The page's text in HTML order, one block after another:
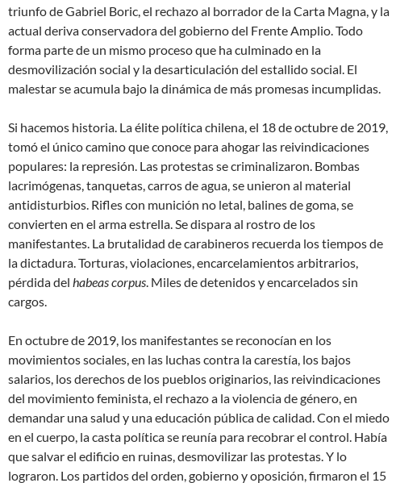
triunfo de Gabriel Boric, el rechazo al borrador de la Carta Magna, y la
actual deriva conservadora del gobierno del Frente Amplio. Todo
forma parte de un mismo proceso que ha culminado en la
desmovilización social y la desarticulación del estallido social. El
malestar se acumula bajo la dinámica de más promesas incumplidas.
Si hacemos historia. La élite política chilena, el 18 de octubre de 2019,
tomó el único camino que conoce para ahogar las reivindicaciones
populares: la represión. Las protestas se criminalizaron. Bombas
lacrimógenas, tanquetas, carros de agua, se unieron al material
antidisturbios. Rifles con munición no letal, balines de goma, se
convierten en el arma estrella. Se dispara al rostro de los
manifestantes. La brutalidad de carabineros recuerda los tiempos de
la dictadura. Torturas, violaciones, encarcelamientos arbitrarios,
pérdida del habeas corpus. Miles de detenidos y encarcelados sin
cargos.
En octubre de 2019, los manifestantes se reconocían en los
movimientos sociales, en las luchas contra la carestía, los bajos
salarios, los derechos de los pueblos originarios, las reivindicaciones
del movimiento feminista, el rechazo a la violencia de género, en
demandar una salud y una educación pública de calidad. Con el miedo
en el cuerpo, la casta política se reunía para recobrar el control. Había
que salvar el edificio en ruinas, desmovilizar las protestas. Y lo
lograron. Los partidos del orden, gobierno y oposición, firmaron el 15